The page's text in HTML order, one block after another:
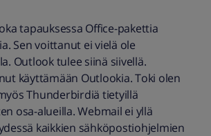
tapauksessa Office-pakettia
Sen voittanut ei vielä ole
Outlook tulee siinä siivellä.
käyttämään Outlookia. Toki olen
Thunderbirdiä tietyillä
osa-alueilla. Webmail ei yllä
kaikkien sähköpostiohjelmien